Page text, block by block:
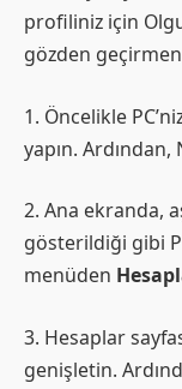
profiliniz için
gözden
1. Öncelikle
yapın.
2. Ana ekranda,
gösterildiği gibi
menüden
3. Hesaplar
genişletin.